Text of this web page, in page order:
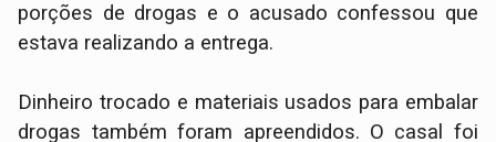
porções de drogas e o acusado confessou que
estava realizando a entrega.
Dinheiro trocado e materiais usados para embalar
drogas também foram apreendidos. O casal foi